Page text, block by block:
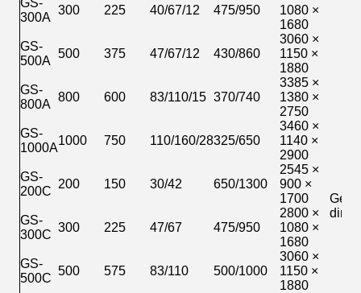
GS-
300A
300 225 40/67/12 475/950
1080 ×
1680
GS-
500A
500 375 47/67/12 430/860
3060 ×
1150 ×
1880
GS-
800A
800 600 83/110/15 370/740
3385 ×
1380 ×
2750
GS-
1000A
1000 750 110/160/28325/650
3460 ×
1140 ×
2900
diri
GS-
200C
200 150 30/42 650/1300
2545 ×
900 ×
1700
GS-
300C
300 225 47/67 475/950
2800 ×
1080 ×
1680
GS-
500C
500 575 83/110 500/1000
3060 ×
1150 ×
1880